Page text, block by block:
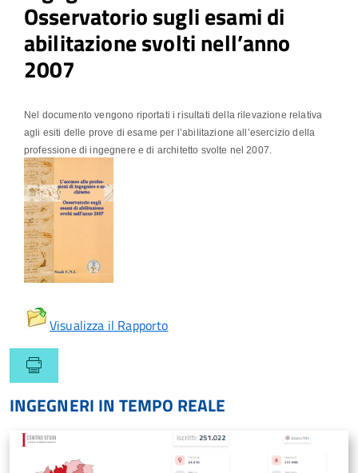
Osservatorio sugli esami di
abilitazione svolti nell’anno
2007
Nel documento vengono riportati i risultati della rilevazione relativa
agli esiti delle prove di esame per l’abilitazione all’esercizio della
professione di ingegnere e di architetto svolte nel 2007.
Visualizza il Rapporto
INGEGNERI IN TEMPO REALE